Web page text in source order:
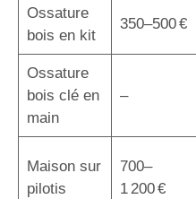
Ossature
bois en kit
350–500 €
Ossature
bois clé en
main
–
Maison sur
pilotis
700–
1 200 €